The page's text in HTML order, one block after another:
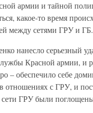
армии и тайной
какое-то время
между сетями ГРУ и ГБ.
нанесло серьезный
Красной армии, и
– обеспечило себе
отношениях с ГРУ, и
сети ГРУ были